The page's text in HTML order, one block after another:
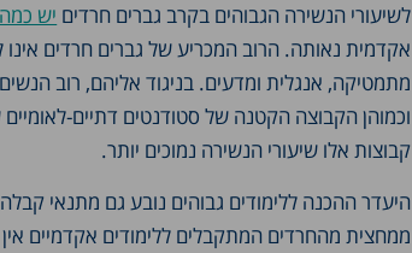
לשיעורי הנשירה הגבוהים בקרב גברים חרדים יש
אקדמית נאותה. הרוב המכריע של גברים חרדים אינו
מתמטיקה, אנגלית ומדעים. בניגוד אליהם, רוב
וכמוהן הקבוצה הקטנה של סטודנטים דתיים-
קבוצות אלו שיעורי הנשירה נמוכים יותר.
היעדר ההכנה ללימודים גבוהים נובע גם מתנאי
ממחצית מהחרדים המתקבלים ללימודים אקדמיים